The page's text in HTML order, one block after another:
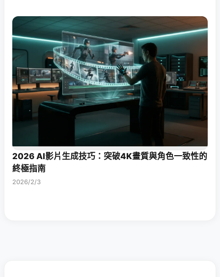
2026 AI影片生成技巧：突破4K畫質與角色一致性的
終極指南
2026/2/3